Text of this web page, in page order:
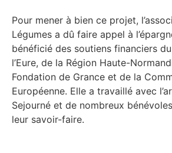
Pour mener à bien ce projet,
Légumes a dû faire appel à
bénéficié des soutiens financiers
l’Eure, de la Région Haute-
Fondation de Grance et de la
Européenne. Elle a travaillé avec
Sejourné et de nombreux
leur savoir-faire.